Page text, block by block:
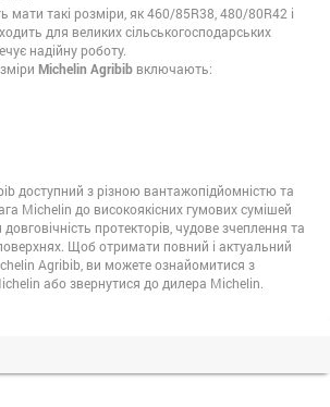
мати такі розміри, як 460/85R38, 480/80R42 і
для великих сільськогосподарських
надійну роботу.
Michelin Agribib включають:
доступний з різною вантажопідйомністю та
Michelin до високоякісних гумових сумішей
протекторів, чудове зчеплення та
Щоб отримати повний і актуальний
Agribib, ви можете ознайомитися з
або звернутися до дилера Michelin.